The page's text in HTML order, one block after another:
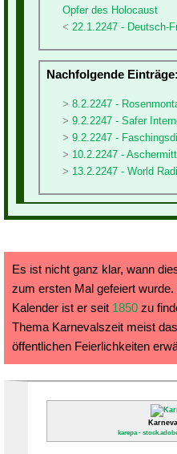
Opfer des Holocaust
22.1.2247 - Deutsch-
Nachfolgende Einträge:
8.2.2247 -
9.2.2247 - Safer
9.2.2247 -
10.2.2247 -
13.2.2247 - World
Es ist nicht ganz klar, wann
zum ersten Mal gefeiert
Kalender ist er seit 1850 zu
Thema Karnevalszeit meist
öffentlichen Feierlichkeiten
karepa -